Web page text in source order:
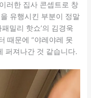
러한 집사 콘셉트로 창
유행시킨 부분이 정말
밀리 핫쇼’의 김경욱
때문에 “야레야레 못
퍼져나간 것 같습니다.